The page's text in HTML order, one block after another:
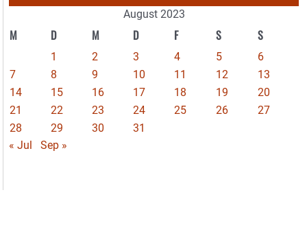
August 2023
M D M D F S S
1 2 3 4 5
6
7
8 9 10 11 12
13
14
15 16 17 18 19
20
21
22 23 24 25 26
27
28
29 30
31
« Jul
Sep »